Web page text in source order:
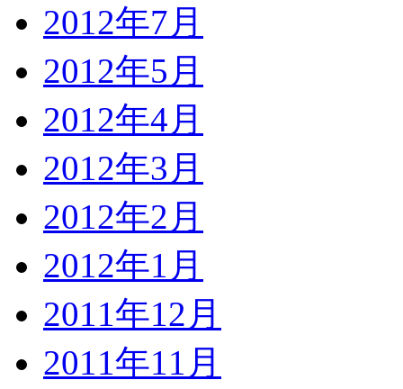
2012年7月
2012年5月
2012年4月
2012年3月
2012年2月
2012年1月
2011年12月
2011年11月